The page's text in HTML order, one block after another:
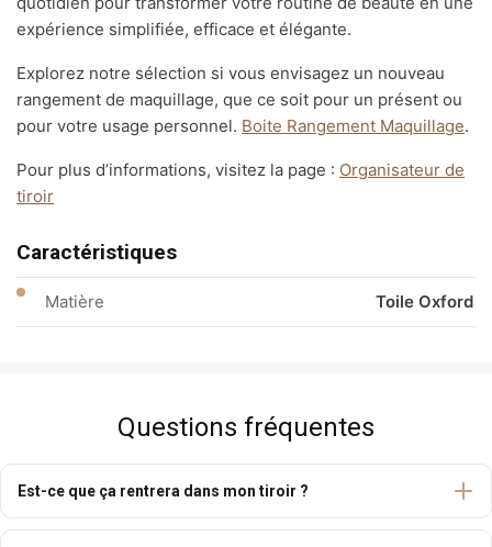
expérience simplifiée, efficace et élégante.
Explorez notre sélection si vous envisagez un nouveau
rangement de maquillage, que ce soit pour un présent ou
pour votre usage personnel. Boite Rangement Maquillage.
Pour plus d’informations, visitez la page : Organisateur de
tiroir
Caractéristiques
Matière Toile Oxford
Questions fréquentes
Est-ce que ça rentrera dans mon tiroir ?